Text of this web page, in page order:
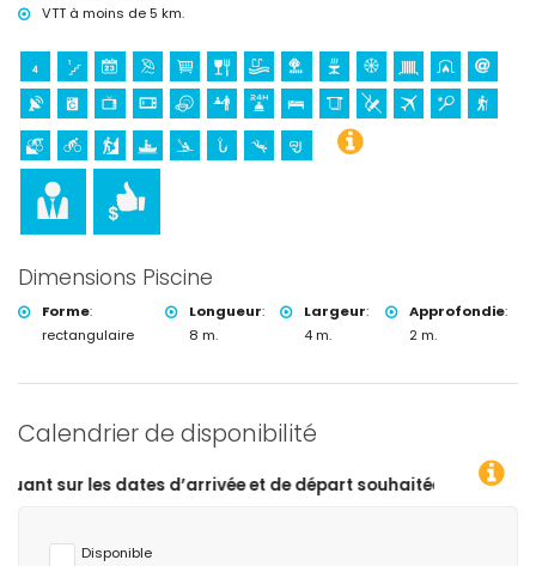
VTT à moins de 5 km.
Dimensions Piscine
Forme:
rectangulaire
Longueur:
8 m.
Largeur:
4 m.
Approfondie:
2 m.
Calendrier de disponibilité
et de départ souhaitées !
Disponible